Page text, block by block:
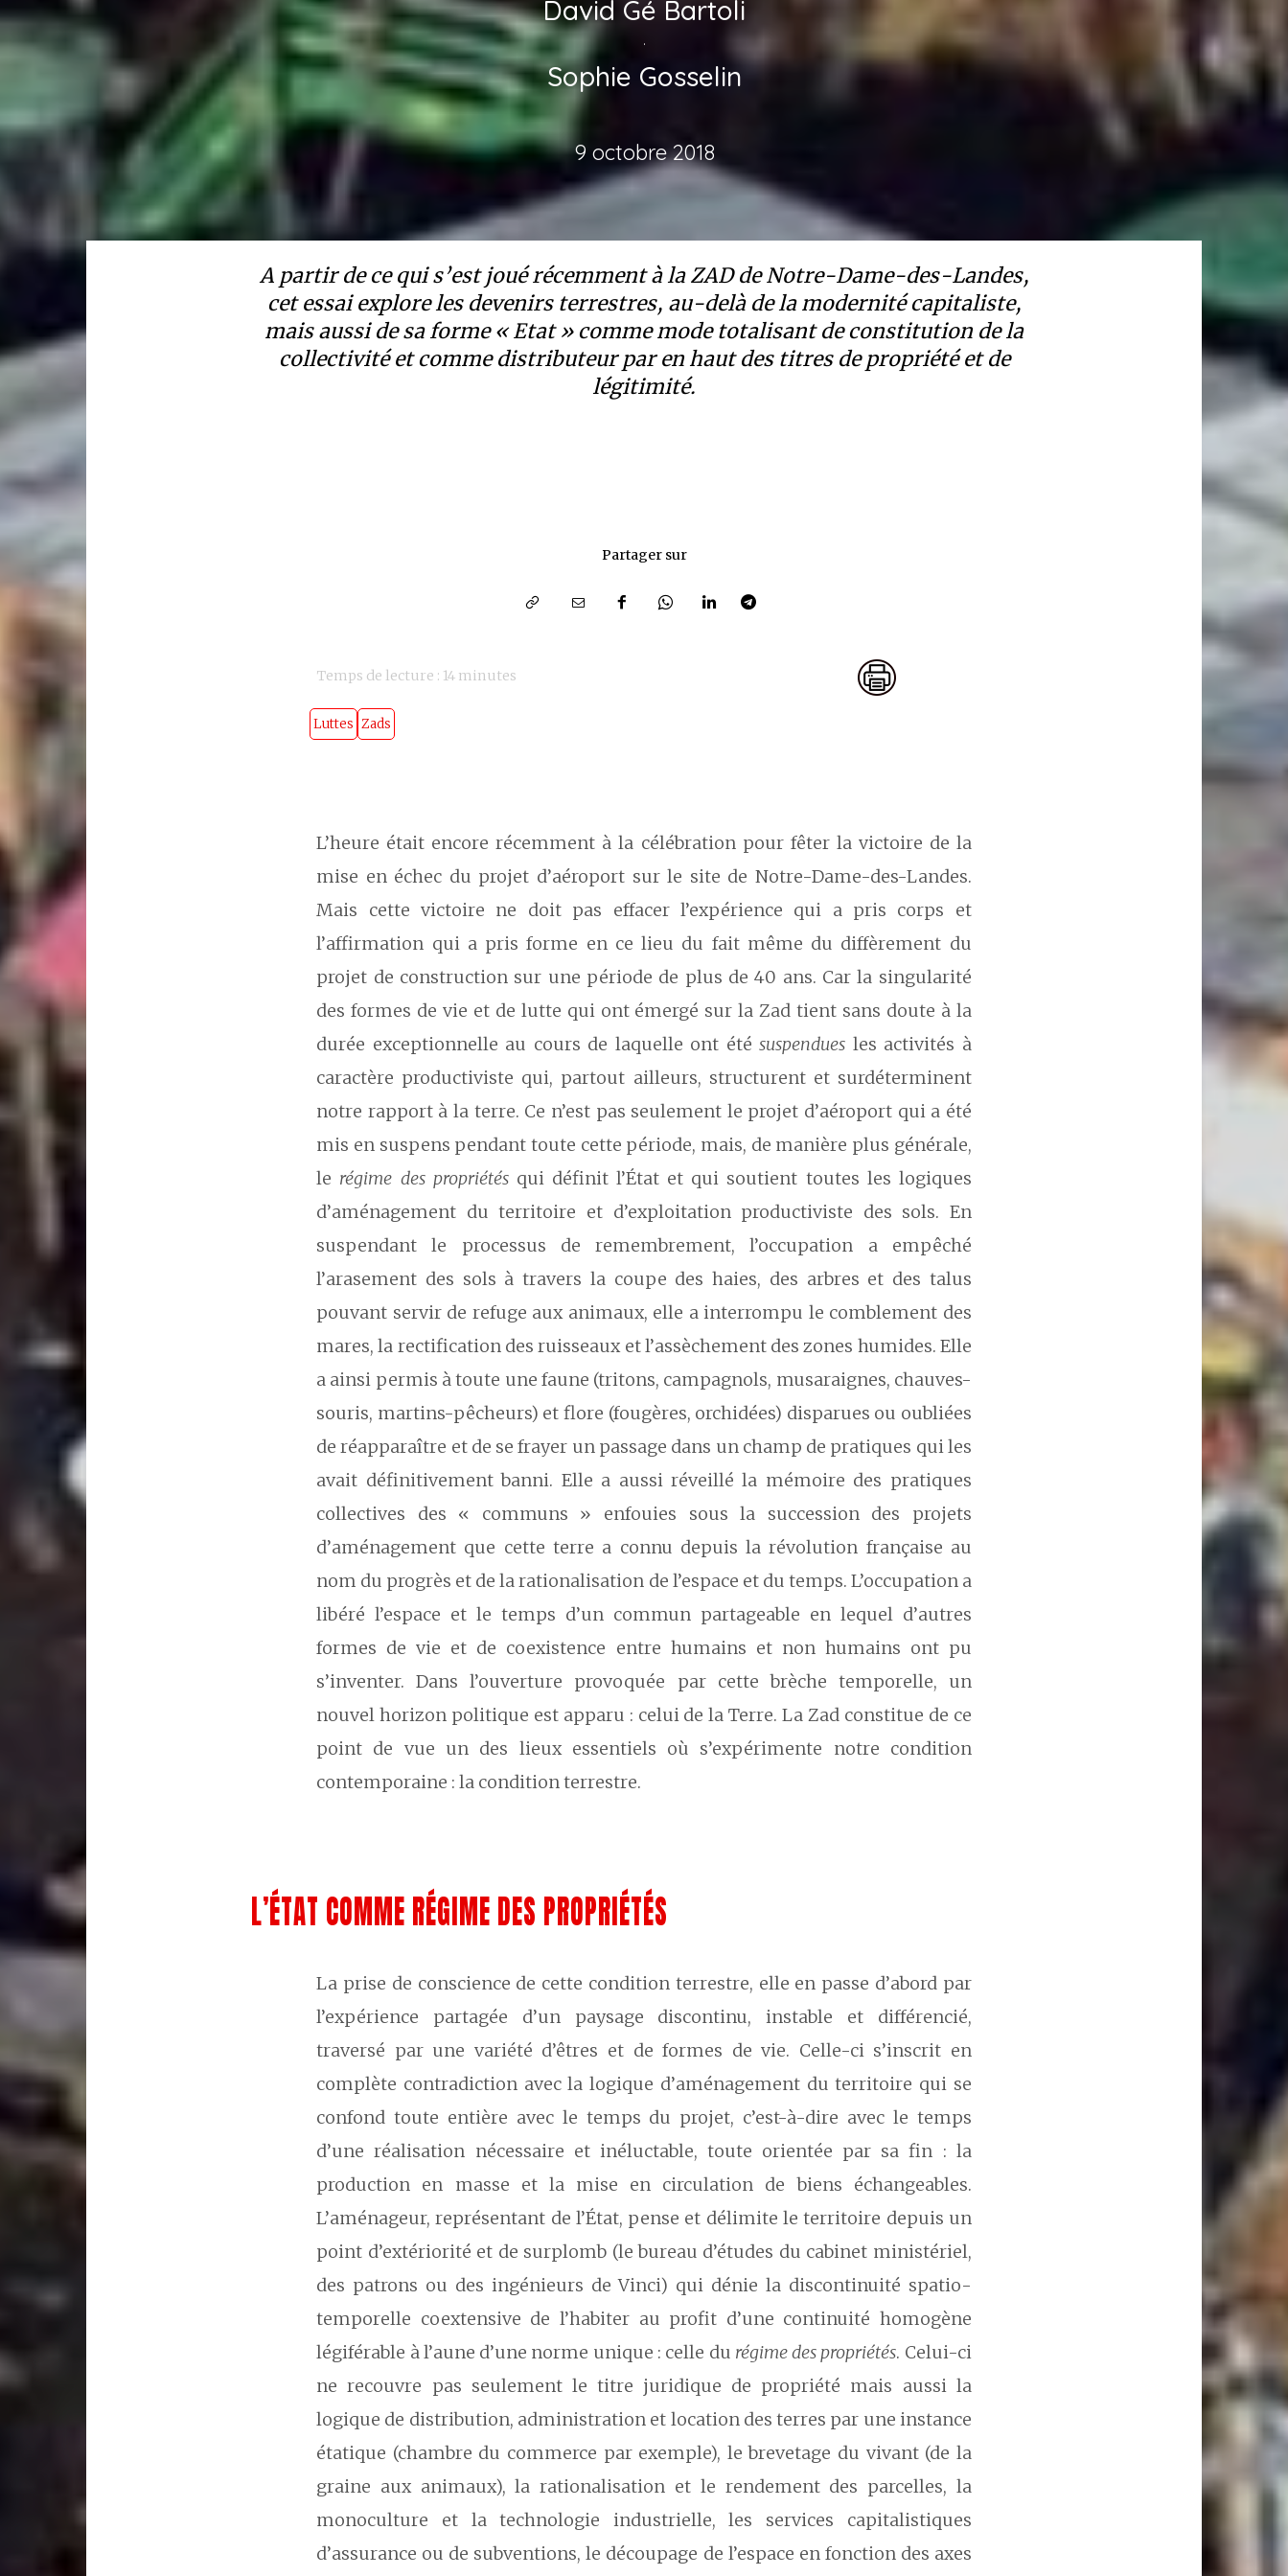
A partir de ce qui s’est joué récemment à la ZAD de Notre-Dame-des-Landes,
cet essai explore les devenirs terrestres, au-delà de la modernité capitaliste,
mais aussi de sa forme « Etat » comme mode totalisant de constitution de la
collectivité et comme distributeur par en haut des titres de propriété et de
légitimité.
David Gé Bartoli
·
Sophie Gosselin
9 octobre 2018
Partager sur
Temps de lecture : 14 minutes
Luttes Zads
L’heure était encore récemment à la célébration pour fêter la victoire de la
mise en échec du projet d’aéroport sur le site de Notre-Dame-des-Landes.
Mais cette victoire ne doit pas effacer l’expérience qui a pris corps et
l’affirmation qui a pris forme en ce lieu du fait même du diffèrement du
projet de construction sur une période de plus de 40 ans. Car la singularité
des formes de vie et de lutte qui ont émergé sur la Zad tient sans doute à la
durée exceptionnelle au cours de laquelle ont étésuspendues les activités à
caractère productiviste qui, partout ailleurs, structurent et surdéterminent
notre rapport à la terre. Ce n’est pas seulement le projet d’aéroport qui a été
mis en suspens pendant toute cette période, mais, de manière plus générale,
le régime des propriétésqui définit l’État et qui soutient toutes les logiques
d’aménagement du territoire et d’exploitation productiviste des sols. En
suspendant le processus de remembrement, l’occupation a empêché
l’arasement des sols à travers la coupe des haies, des arbres et des talus
pouvant servir de refuge aux animaux, elle a interrompu le comblement des
mares, la rectification des ruisseaux et l’assèchement des zones humides. Elle
a ainsi permis à toute une faune (tritons, campagnols, musaraignes, chauves-
souris, martins-pêcheurs) et flore (fougères, orchidées) disparues ou oubliées
de réapparaître et de se frayer un passage dans un champ de pratiques qui les
avait définitivement banni. Elle a aussi réveillé la mémoire des pratiques
collectives des « communs » enfouies sous la succession des projets
d’aménagement que cette terre a connu depuis la révolution française au
nom du progrès et de la rationalisation de l’espace et du temps. L’occupation a
libéré l’espace et le temps d’un commun partageable en lequel d’autres
formes de vie et de coexistence entre humains et non humains ont pu
s’inventer. Dans l’ouverture provoquée par cette brèche temporelle, un
nouvel horizon politique est apparu : celui de la Terre. La Zad constitue de ce
point de vue un des lieux essentiels où s’expérimente notre condition
contemporaine : la condition terrestre.
L’ÉTAT COMME RÉGIME DES PROPRIÉTÉS
La prise de conscience de cette condition terrestre, elle en passe d’abord par
l’expérience partagée d’un paysage discontinu, instable et différencié,
traversé par une variété d’êtres et de formes de vie. Celle-ci s’inscrit en
complète contradiction avec la logique d’aménagement du territoire qui se
confond toute entière avec le temps du projet, c’est-à-dire avec le temps
d’une réalisation nécessaire et inéluctable, toute orientée par sa fin : la
production en masse et la mise en circulation de biens échangeables.
L’aménageur, représentant de l’État, pense et délimite le territoire depuis un
point d’extériorité et de surplomb (le bureau d’études du cabinet ministériel,
des patrons ou des ingénieurs de Vinci) qui dénie la discontinuité spatio-
temporelle coextensive de l’habiter au profit d’une continuité homogène
légiférable à l’aune d’une norme unique : celle du régime des propriétés. Celui-ci
ne recouvre pas seulement le titre juridique de propriété mais aussi la
logique de distribution, administration et location des terres par une instance
étatique (chambre du commerce par exemple), le brevetage du vivant (de la
graine aux animaux), la rationalisation et le rendement des parcelles, la
monoculture et la technologie industrielle, les services capitalistiques
d’assurance ou de subventions, le découpage de l’espace en fonction des axes